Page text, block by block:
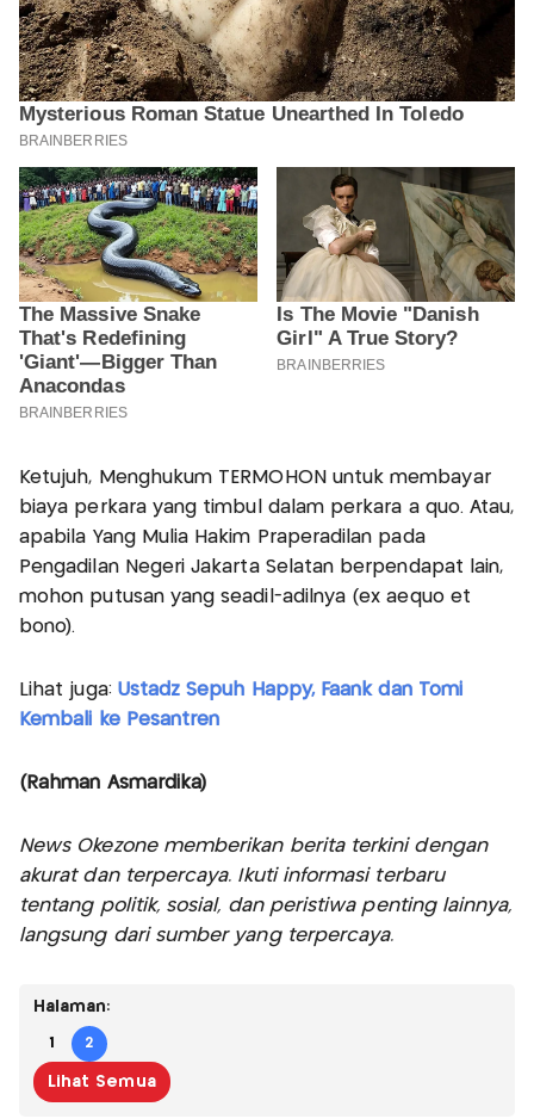
Ketujuh, Menghukum TERMOHON untuk membayar
biaya perkara yang timbul dalam perkara a quo. Atau,
apabila Yang Mulia Hakim Praperadilan pada
Pengadilan Negeri Jakarta Selatan berpendapat lain,
mohon putusan yang seadil-adilnya (ex aequo et
bono).
Lihat juga: Ustadz Sepuh Happy, Faank dan Tomi
Kembali ke Pesantren
(Rahman Asmardika)
News Okezone memberikan berita terkini dengan
akurat dan terpercaya. Ikuti informasi terbaru
tentang politik, sosial, dan peristiwa penting lainnya,
langsung dari sumber yang terpercaya.
Halaman:
1 2
Lihat Semua